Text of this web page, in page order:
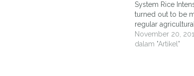
System Rice
turned out to be
regular
farmer in Langsa,
The SRI method
November 20,
dalam "Artikel"